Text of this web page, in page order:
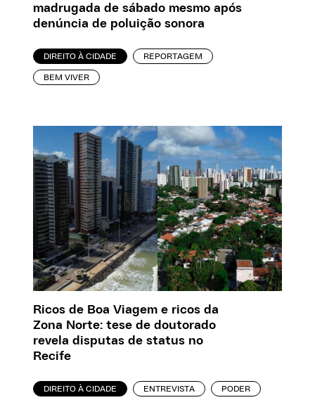
madrugada de sábado mesmo após
denúncia de poluição sonora
DIREITO À CIDADE REPORTAGEM
BEM VIVER
Ricos de Boa Viagem e ricos da
Zona Norte: tese de doutorado
revela disputas de status no
Recife
DIREITO À CIDADE ENTREVISTA PODER